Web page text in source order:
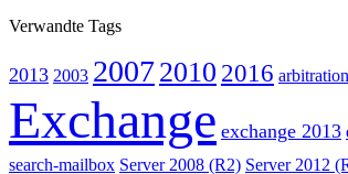
Verwandte Tags
2013 2003 20072010 2016 arbitration
Exchange exchange 2013
search-mailbox Server 2008 (R2) Server 2012